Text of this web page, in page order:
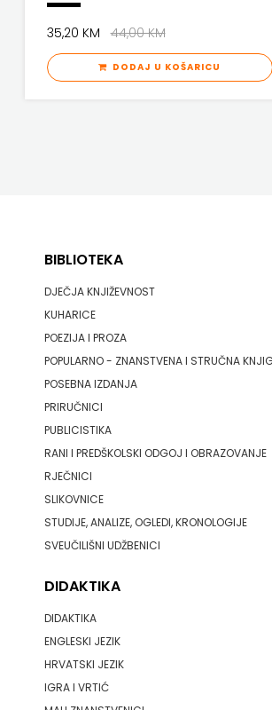
35,20 KM44,00 KM
DODAJ U KOŠARICU
BIBLIOTEKA
DJEČJA KNJIŽEVNOST
KUHARICE
POEZIJA I PROZA
POPULARNO - ZNANSTVENA I STRUČNA
POSEBNA IZDANJA
PRIRUČNICI
PUBLICISTIKA
RANI I PREDŠKOLSKI ODGOJ I OBRAZOVANJE
RJEČNICI
SLIKOVNICE
STUDIJE, ANALIZE, OGLEDI, KRONOLOGIJE
SVEUČILIŠNI UDŽBENICI
DIDAKTIKA
DIDAKTIKA
ENGLESKI JEZIK
HRVATSKI JEZIK
IGRA I VRTIĆ